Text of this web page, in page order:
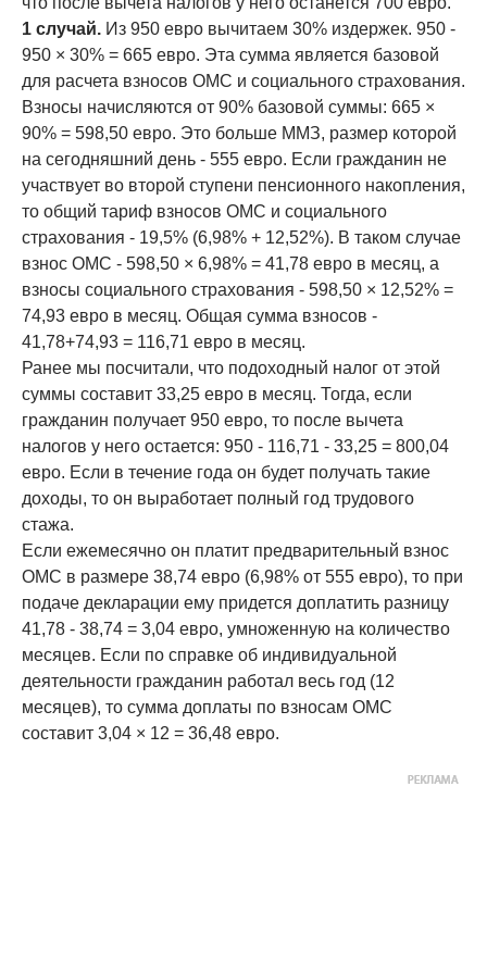
1 случай. Из 950 евро вычитаем 30% издержек. 950 -
950 × 30% = 665 евро. Эта сумма является базовой
для расчета взносов ОМС и социального страхования.
Взносы начисляются от 90% базовой суммы: 665 ×
90% = 598,50 евро. Это больше ММЗ, размер которой
на сегодняшний день - 555 евро. Если гражданин не
участвует во второй ступени пенсионного накопления,
то общий тариф взносов ОМС и социального
страхования - 19,5% (6,98% + 12,52%). В таком случае
взнос ОМС - 598,50 × 6,98% = 41,78 евро в месяц, а
взносы социального страхования - 598,50 × 12,52% =
74,93 евро в месяц. Общая сумма взносов -
41,78+74,93 = 116,71 евро в месяц.
Ранее мы посчитали, что подоходный налог от этой
суммы составит 33,25 евро в месяц. Тогда, если
гражданин получает 950 евро, то после вычета
налогов у него остается: 950 - 116,71 - 33,25 = 800,04
евро. Если в течение года он будет получать такие
доходы, то он выработает полный год трудового
стажа.
Если ежемесячно он платит предварительный взнос
ОМС в размере 38,74 евро (6,98% от 555 евро), то при
подаче декларации ему придется доплатить разницу
41,78 - 38,74 = 3,04 евро, умноженную на количество
месяцев. Если по справке об индивидуальной
деятельности гражданин работал весь год (12
месяцев), то сумма доплаты по взносам ОМС
составит 3,04 × 12 = 36,48 евро.